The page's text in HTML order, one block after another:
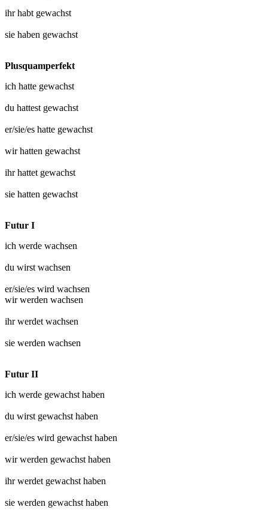
ihr habt gewachst
sie haben gewachst
Plusquamperfekt
ich hatte gewachst
du hattest gewachst
er/sie/es hatte gewachst
wir hatten gewachst
ihr hattet gewachst
sie hatten gewachst
Futur I
ich werde wachsen
du wirst wachsen
er/sie/es wird wachsen
wir werden wachsen
ihr werdet wachsen
sie werden wachsen
Futur II
ich werde gewachst haben
du wirst gewachst haben
er/sie/es wird gewachst haben
wir werden gewachst haben
ihr werdet gewachst haben
sie werden gewachst haben